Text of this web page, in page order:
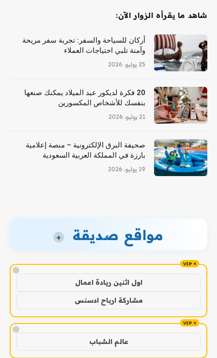
شاهد ما يقرأه الزوار الآن:
أركان للسياحة والسفر: تجربة سفر مريحة
وآمنة تلبي احتياجات العملاء
25 يوليو، 2026
20 فكرة لديكور عيد الميلاد يمكنك صنعها
بنفسك للأشخاص المكسورين
21 يوليو، 2026
صحيفة البرق الإلكترونية – منصة إعلامية
بارزة في المملكة العربية السعودية
19 يوليو، 2026
مواقع صديقة +
!
اول اثنين ريادة اعمال
مشاركة ارباح ادسنس
!
عالم الشباب